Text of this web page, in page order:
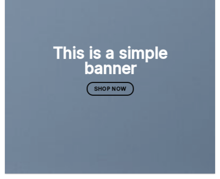
This is a simple
banner
SHOP NOW